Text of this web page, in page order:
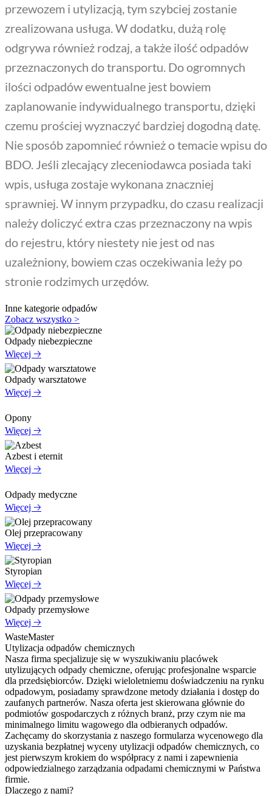
przewozem i utylizacją, tym szybciej zostanie
zrealizowana usługa. W dodatku, dużą rolę
odgrywa również rodzaj, a także ilość odpadów
przeznaczonych do transportu. Do ogromnych
ilości odpadów ewentualne jest bowiem
zaplanowanie indywidualnego transportu, dzięki
czemu prościej wyznaczyć bardziej dogodną datę.
Nie sposób zapomnieć również o temacie wpisu do
BDO. Jeśli zlecający zleceniodawca posiada taki
wpis, usługa zostaje wykonana znaczniej
sprawniej. W innym przypadku, do czasu realizacji
należy doliczyć extra czas przeznaczony na wpis
do rejestru, który niestety nie jest od nas
uzależniony, bowiem czas oczekiwania leży po
stronie rodzimych urzędów.
Inne kategorie odpadów
Zobacz wszystko >
Odpady niebezpieczne
Więcej 🡢
Odpady warsztatowe
Więcej 🡢
Opony
Więcej 🡢
Azbest i eternit
Więcej 🡢
Odpady medyczne
Więcej 🡢
Olej przepracowany
Więcej 🡢
Styropian
Więcej 🡢
Odpady przemysłowe
Więcej 🡢
WasteMaster
Utylizacja odpadów chemicznych
Nasza firma specjalizuje się w wyszukiwaniu placówek
utylizujących odpady chemiczne, oferując profesjonalne wsparcie
dla przedsiębiorców. Dzięki wieloletniemu doświadczeniu na rynku
odpadowym, posiadamy sprawdzone metody działania i dostęp do
zaufanych partnerów. Nasza oferta jest skierowana głównie do
podmiotów gospodarczych z różnych branż, przy czym nie ma
minimalnego limitu wagowego dla odbieranych odpadów.
Zachęcamy do skorzystania z naszego formularza wycenowego dla
uzyskania bezpłatnej wyceny utylizacji odpadów chemicznych, co
jest pierwszym krokiem do współpracy z nami i zapewnienia
odpowiedzialnego zarządzania odpadami chemicznymi w Państwa
firmie.
Dlaczego z nami?